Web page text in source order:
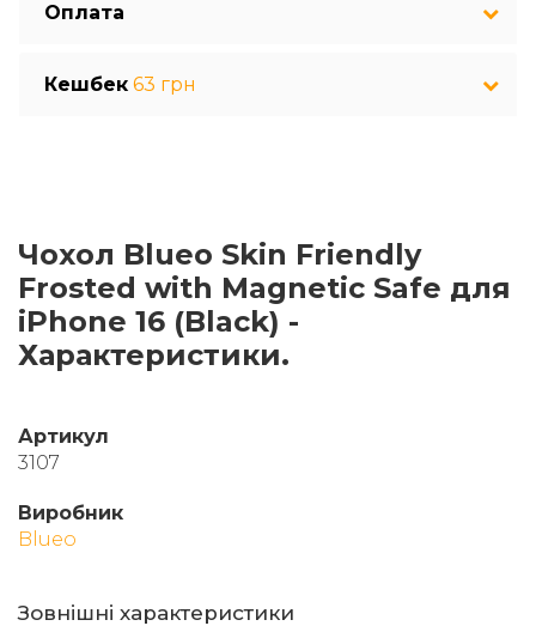
Оплата
Кешбек 63 грн
Чохол Blueo Skin Friendly
Frosted with Magnetic Safe для
iPhone 16 (Black) -
Характеристики.
Артикул
3107
Виробник
Blueo
Зовнішні характеристики